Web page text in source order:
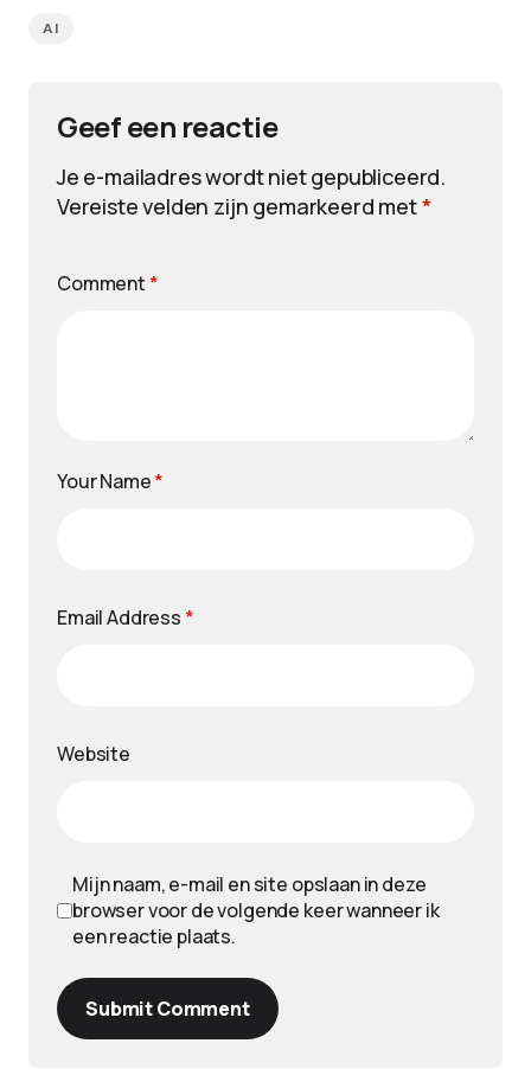
AI
Geef een reactie
Je e-mailadres wordt niet gepubliceerd.
Vereiste velden zijn gemarkeerd met*
Comment *
Your Name*
Email Address *
Website
Mijn naam, e-mail en site opslaan in deze
browser voor de volgende keer wanneer ik
een reactie plaats.
Submit Comment